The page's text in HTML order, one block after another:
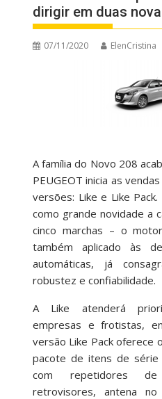
dirigir em duas
07/11/2020 ElenCristina
A família do Novo 208
PEUGEOT inicia as
versões: Like e Like
como grande novidade a
cinco marchas ­­– o
também aplicado às
automáticas, já
robustez e confiabilidade.
A Like atenderá
empresas e frotistas,
versão Like Pack oferece
pacote de itens de
com repetidores
retrovisores, antena